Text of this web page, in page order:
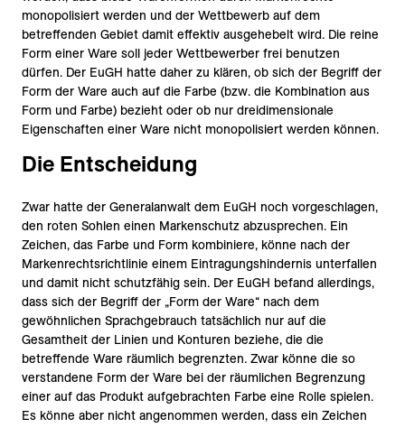
monopolisiert werden und der Wettbewerb auf dem
betreffenden Gebiet damit effektiv ausgehebelt wird. Die reine
Form einer Ware soll jeder Wettbewerber frei benutzen
dürfen. Der EuGH hatte daher zu klären, ob sich der Begriff der
Form der Ware auch auf die Farbe (bzw. die Kombination aus
Form und Farbe) bezieht oder ob nur dreidimensionale
Eigenschaften einer Ware nicht monopolisiert werden können.
Die Entscheidung
Zwar hatte der Generalanwalt dem EuGH noch vorgeschlagen,
den roten Sohlen einen Markenschutz abzusprechen. Ein
Zeichen, das Farbe und Form kombiniere, könne nach der
Markenrechtsrichtlinie einem Eintragungshindernis unterfallen
und damit nicht schutzfähig sein. Der EuGH befand allerdings,
dass sich der Begriff der „Form der Ware“ nach dem
gewöhnlichen Sprachgebrauch tatsächlich nur auf die
Gesamtheit der Linien und Konturen beziehe, die die
betreffende Ware räumlich begrenzten. Zwar könne die so
verstandene Form der Ware bei der räumlichen Begrenzung
einer auf das Produkt aufgebrachten Farbe eine Rolle spielen.
Es könne aber nicht angenommen werden, dass ein Zeichen